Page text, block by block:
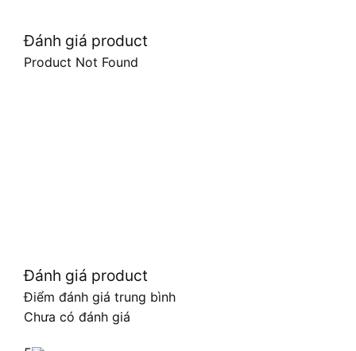
Đánh giá product
Product Not Found
Đánh giá product
Điểm đánh giá trung bình
Chưa có đánh giá